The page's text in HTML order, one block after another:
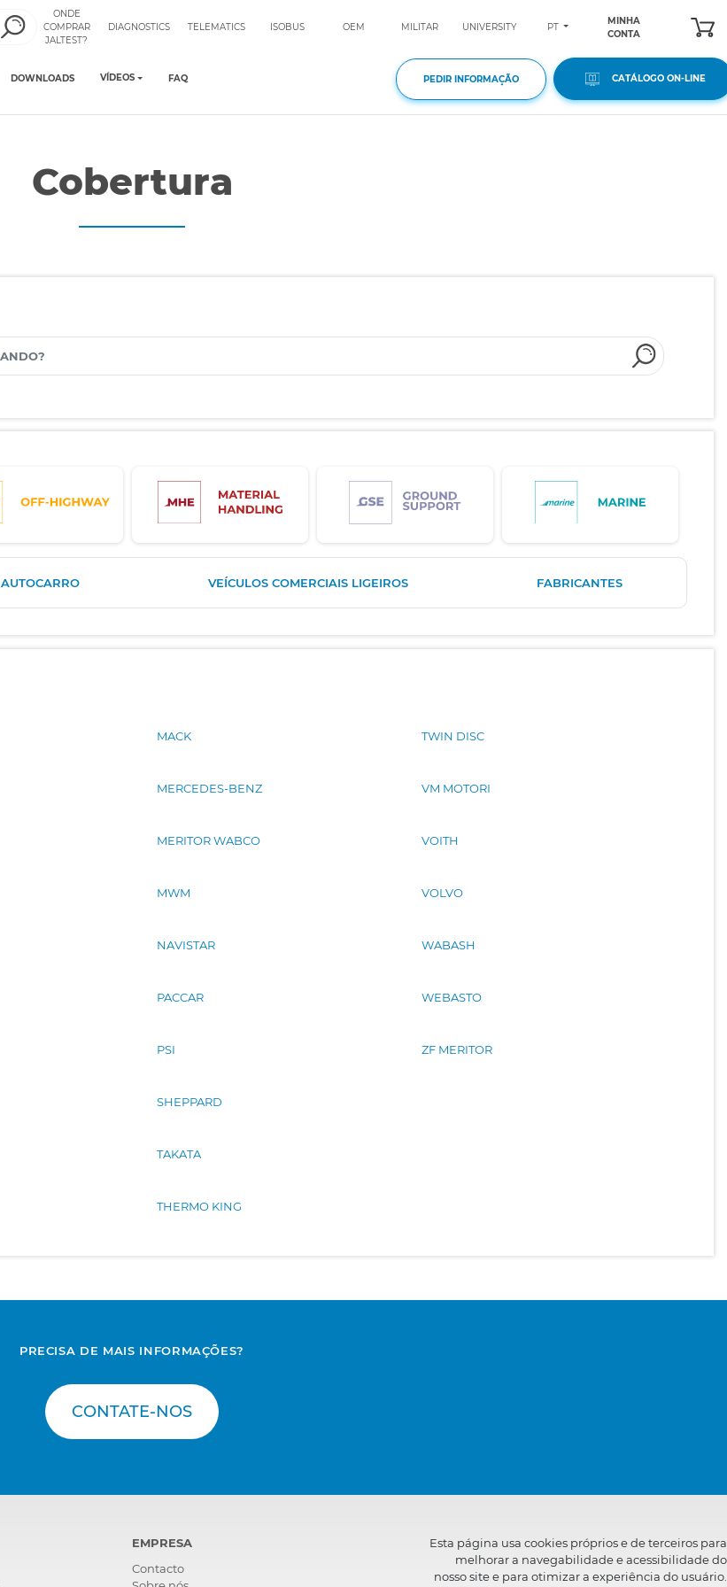
ONDE
COMPRAR
JALTEST?
DIAGNOSTICS TELEMATICS ISOBUS OEM MILITAR UNIVERSITY PT
MINHA
CONTA
DOWNLOADS VÍDEOS FAQ PEDIR INFORMAÇÃO CATÁLOGO ON-LINE
Cobertura
AUTOCARRO VEÍCULOS COMERCIAIS LIGEIROS FABRICANTES
MACK
MERCEDES-BENZ
MERITOR WABCO
MWM
NAVISTAR
PACCAR
PSI
SHEPPARD
TAKATA
THERMO KING
TWIN DISC
VM MOTORI
VOITH
VOLVO
WABASH
WEBASTO
ZF MERITOR
PRECISA DE MAIS INFORMAÇÕES?
CONTATE-NOS
EMPRESA
Contacto
Esta página usa cookies próprios e de terceiros para
melhorar a navegabilidade e acessibilidade do
nosso site e para otimizar a experiência do usuário.